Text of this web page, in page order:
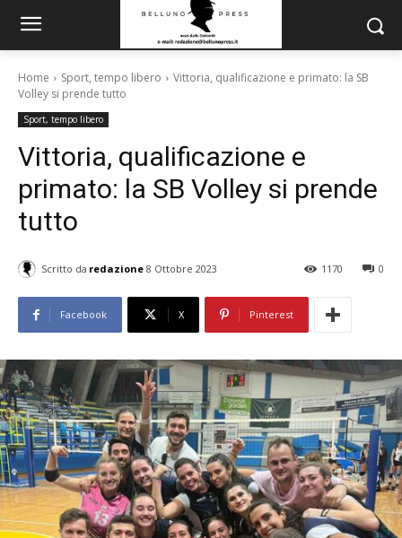
Home Sport, tempo libero
Vittoria, qualificazione e primato: la SB
Volley si prende tutto
Sport, tempo libero
Vittoria, qualificazione e
primato: la SB Volley si prende
tutto
Scritto da redazione 8 Ottobre 2023 0
1170
Facebook X Pinterest